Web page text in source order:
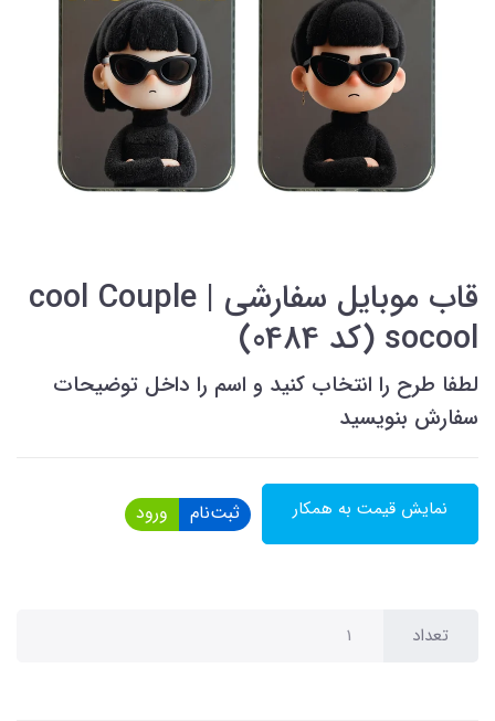
قاب موبایل سفارشی cool Couple |
socool (کد 0484)
لطفا طرح را انتخاب کنید و اسم را داخل توضیحات
سفارش بنویسید
نمایش قیمت به همکار ثبت‌نام ورود
تعداد